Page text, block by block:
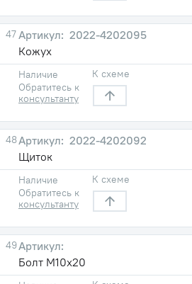
47
2022-4202095
Кожух
Наличие
Обратитесь к
консультанту
К схеме
48
2022-4202092
Щиток
Наличие
Обратитесь к
консультанту
К схеме
49
Болт М10х20